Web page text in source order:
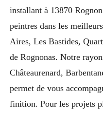
installant à 13870
peintres dans les
Aires, Les Bastides,
de Rognonas. Notre
Châteaurenard,
permet de vous
finition. Pour les projets